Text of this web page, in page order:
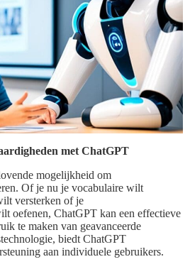
met ChatGPT
mogelijkheid om
Of je nu je vocabulaire wilt
versterken of je
oefenen, ChatGPT kan een effectieve
te maken van geavanceerde
biedt ChatGPT
aan individuele gebruikers.